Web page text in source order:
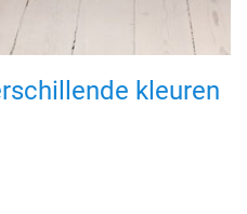
kleuren